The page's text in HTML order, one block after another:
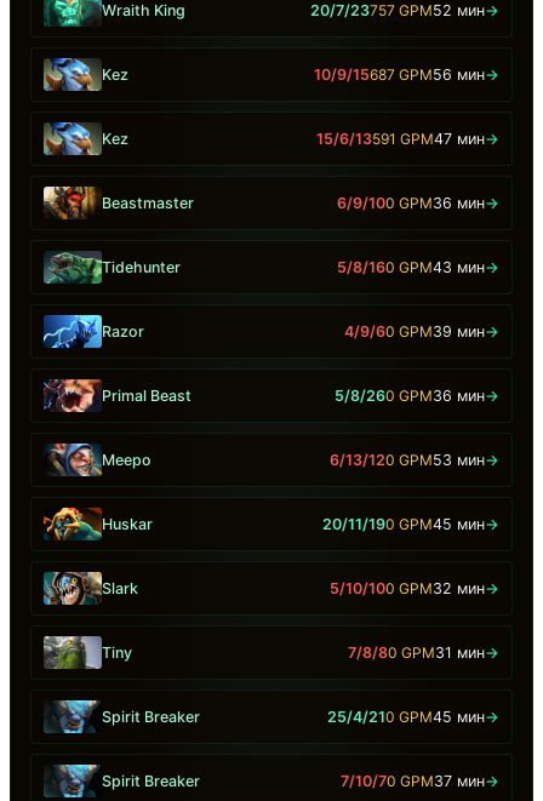
Wraith King 20/7/23757 GPM52 мин→
Kez 10/9/15687 GPM56 мин→
Kez 15/6/13591 GPM47 мин→
Beastmaster 6/9/100 GPM36 мин→
Tidehunter 5/8/160 GPM43 мин→
Razor 4/9/60 GPM39 мин→
Primal Beast 5/8/260 GPM36 мин→
Meepo 6/13/120 GPM53 мин→
Huskar 20/11/190 GPM45 мин→
Slark 5/10/100 GPM32 мин→
Tiny 7/8/80 GPM31 мин→
Spirit Breaker 25/4/210 GPM45 мин→
Spirit Breaker 7/10/70 GPM37 мин→